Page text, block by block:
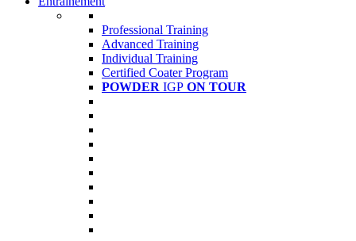
Professional Training
Advanced Training
Individual Training
Certified Coater Program
POWDER IGP ON TOUR